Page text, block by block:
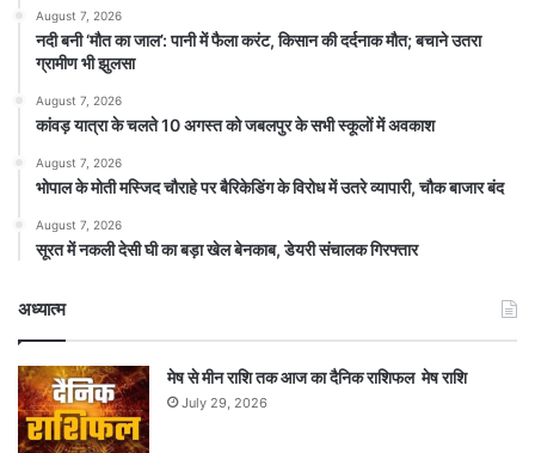
August 7, 2026
​नदी बनी ‘मौत का जाल’: पानी में फैला करंट, किसान की दर्दनाक मौत; बचाने उतरा
ग्रामीण भी झुलसा
August 7, 2026
कांवड़ यात्रा के चलते 10 अगस्त को जबलपुर के सभी स्कूलों में अवकाश
August 7, 2026
भोपाल के मोती मस्जिद चौराहे पर बैरिकेडिंग के विरोध में उतरे व्यापारी, चौक बाजार बंद
August 7, 2026
सूरत में नकली देसी घी का बड़ा खेल बेनकाब, डेयरी संचालक गिरफ्तार
अध्यात्म
मेष से मीन राशि तक आज का दैनिक राशिफल मेष राशि
July 29, 2026